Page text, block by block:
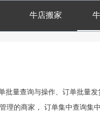
牛店搬家
批量查询与操作、订单批量
理的商家， 订单集中查询集